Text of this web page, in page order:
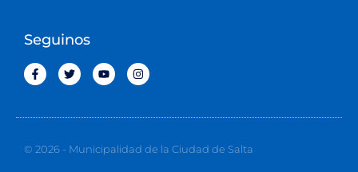
Seguinos
© 2026 - Municipalidad de la Ciudad de Salta